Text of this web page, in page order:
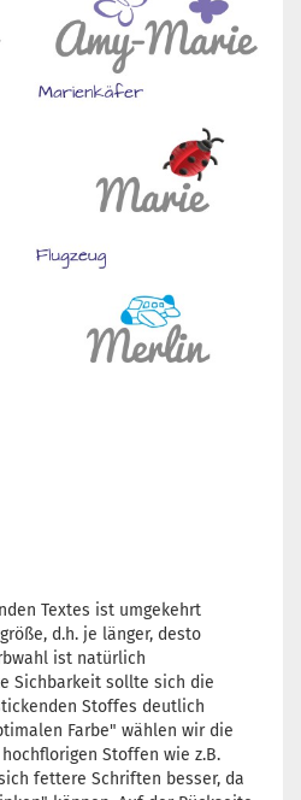
Textes ist umgekehrt
d.h. je länger, desto
ist natürlich
Sichbarkeit sollte sich die
Stoffes deutlich
Farbe" wählen wir die
Stoffen wie z.B.
fettere Schriften besser, da